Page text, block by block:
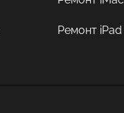
Ремонт iPad